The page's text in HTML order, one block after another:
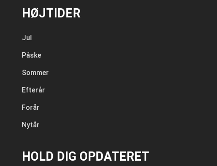
HØJTIDER
Jul
Påske
Sommer
Efterår
Forår
Nytår
HOLD DIG OPDATERET